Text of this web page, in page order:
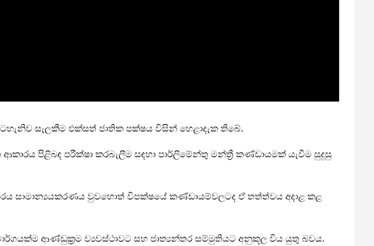
සැලකීම එක්සත් ජාතික පක්ෂය විසින් හෙළාදැක තිබේ.
පිළිබඳ පරීක්ෂා කරබැලීම සඳහා පාර්ලිමේන්තු මන්ත්‍රී කණ්ඩායමක් යැවීම සුදුසු
සාමාන්‍යයකරණය වුවහොත් විපක්ෂයේ කණ්ඩායම්වලටද ඒ තත්ත්වය අදාළ කළ
ආණ්ඩුක්‍රම ව්‍යවස්ථාවට සහ ජාත්‍යන්තර සම්මුතියට අනුකූල විය යුතු බවය.